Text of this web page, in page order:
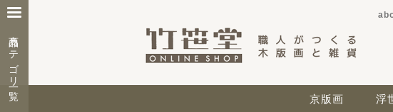
京版画 浮
商品カテゴリ一覧